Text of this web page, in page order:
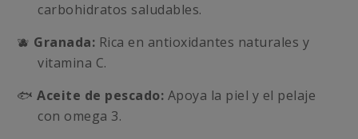
carbohidratos saludables.
🫐 Granada: Rica en antioxidantes naturales y
vitamina C.
🐟 Aceite de pescado: Apoya la piel y el pelaje
con omega 3.